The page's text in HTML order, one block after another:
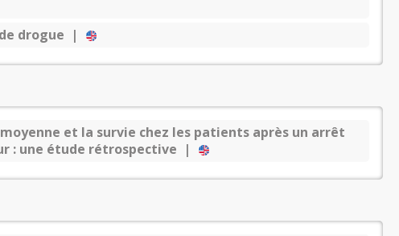
drogue |
et la survie chez les patients après un arrêt
: une étude rétrospective |